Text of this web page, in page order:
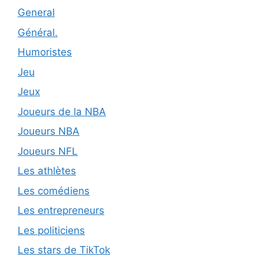
General
Général.
Humoristes
Jeu
Jeux
Joueurs de la NBA
Joueurs NBA
Joueurs NFL
Les athlètes
Les comédiens
Les entrepreneurs
Les politiciens
Les stars de TikTok